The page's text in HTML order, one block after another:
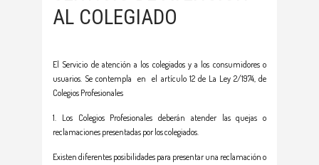
AL COLEGIADO
El Servicio de atención a los colegiados y a los consumidores o
usuarios. Se contempla en el artículo 12 de La Ley 2/1974, de
Colegios Profesionales
Los Colegios Profesionales deberán atender las quejas o
reclamaciones presentadas por los colegiados.
Existen diferentes posibilidades para presentar una reclamación o